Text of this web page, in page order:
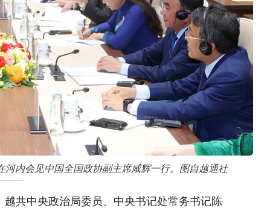
内会见中国全国政协副主席咸辉一行。图自越通社
共中央政治局委员、中央书记处常务书记陈